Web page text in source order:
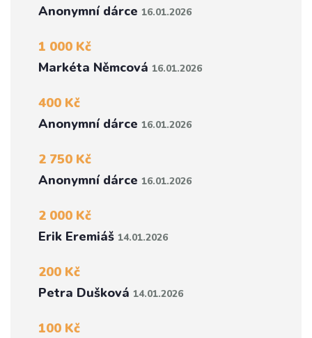
Anonymní dárce 16.01.2026
1 000 Kč
Markéta Němcová 16.01.2026
400 Kč
Anonymní dárce 16.01.2026
2 750 Kč
Anonymní dárce 16.01.2026
2 000 Kč
Erik Eremiáš 14.01.2026
200 Kč
Petra Dušková 14.01.2026
100 Kč